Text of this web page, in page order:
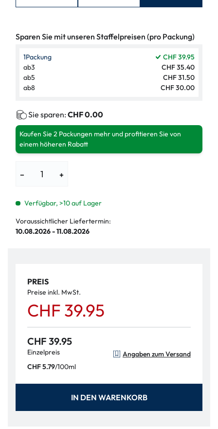
Sparen Sie mit unseren Staffelpreisen (pro Packung)
1Packung
CHF 39.95
ab3
CHF 35.40
ab5
CHF 31.50
ab8 CHF 30.00
Sie sparen: CHF 0.00
Kaufen Sie 2 Packungen mehr und profitieren Sie von
einem höheren Rabatt
− +
Verfügbar, >10 auf Lager
Voraussichtlicher Liefertermin:
10.08.2026 - 11.08.2026
PREIS
Preise inkl. MwSt.
CHF 39.95
CHF 39.95
Einzelpreis
CHF 5.79/100ml
Angaben zum Versand
IN DEN WARENKORB